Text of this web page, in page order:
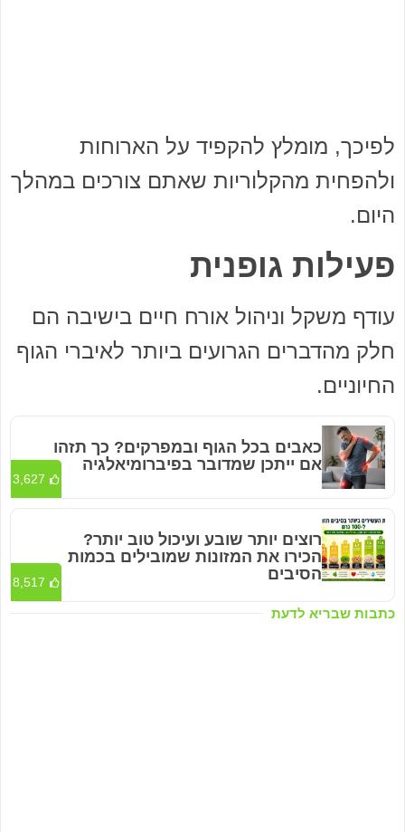
לפיכך, מומלץ להקפיד על הארוחות
ולהפחית מהקלוריות שאתם צורכים במהלך
היום.
פעילות גופנית
עודף משקל וניהול אורח חיים בישיבה הם
חלק מהדברים הגרועים ביותר לאיברי הגוף
החיוניים.
כתבות שבריא לדעת
כאבים בכל הגוף ובמפרקים? כך תזהו
אם ייתכן שמדובר בפיברומיאלגיה
3,627
רוצים יותר שובע ועיכול טוב יותר?
הכירו את המזונות שמובילים בכמות
הסיבים
8,517